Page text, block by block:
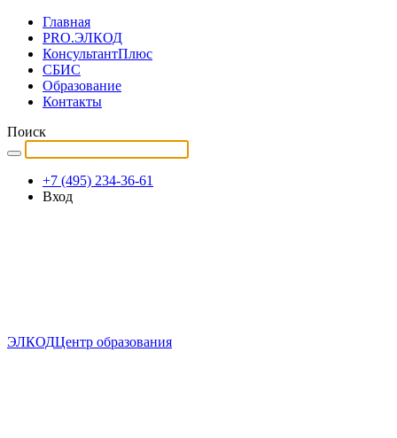
Главная
PRO.ЭЛКОД
КонсультантПлюс
СБИС
Образование
Контакты
Поиск
+7 (495) 234-36-61
Вход
ЭЛКОДЦентр образования